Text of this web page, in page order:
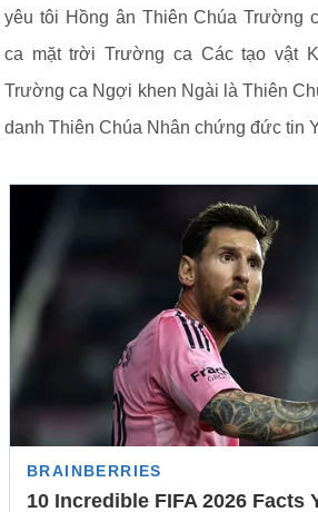
yêu tôi Hồng ân Thiên Chúa Trường
ca mặt trời Trường ca Các tạo vật
Trường ca Ngợi khen Ngài là Thiên
danh Thiên Chúa Nhân chứng đức tin